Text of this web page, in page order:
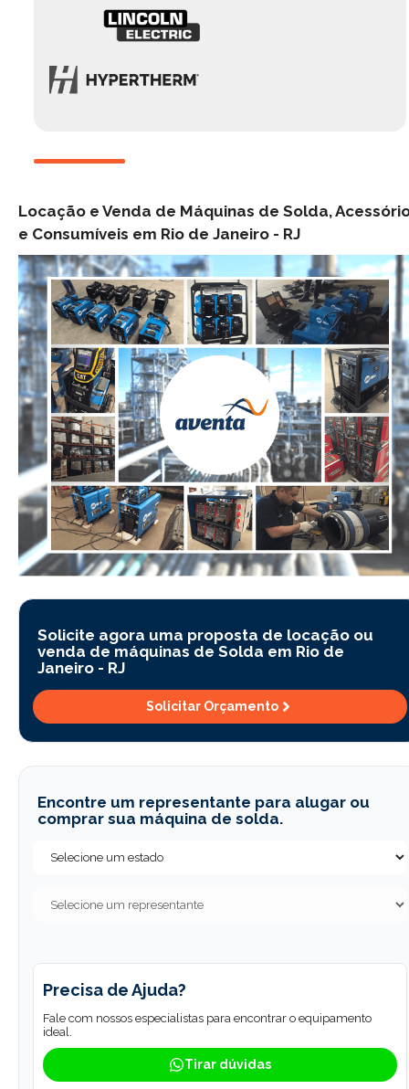
Solicite agora uma proposta de locação ou
venda de máquinas de Solda em Rio de
Janeiro - RJ
Solicitar Orçamento
Encontre um representante para alugar ou
comprar sua máquina de solda.
Precisa de Ajuda?
Fale com nossos especialistas para encontrar o equipamento
ideal.
Tirar dúvidas
Locação e Venda de Máquinas de Solda,
e Consumíveis em Rio de Janeiro - RJ